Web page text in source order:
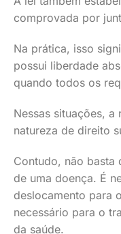
comprovada por
Na prática, isso
possui liberdade
quando todos os
Nessas situações,
natureza de direito
Contudo, não basta
de uma doença. É
deslocamento para
necessário para o
da saúde.